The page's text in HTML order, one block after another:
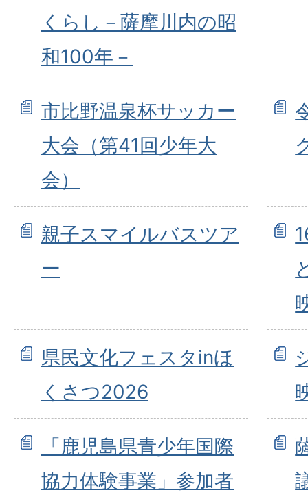
くらし－薩摩川内の昭
和100年－
市比野温泉杯サッカー
大会（第41回少年大
会）
親子スマイルバスツア
ー
県民文化フェスタinほ
くさつ2026
「鹿児島県青少年国際
協力体験事業」参加者